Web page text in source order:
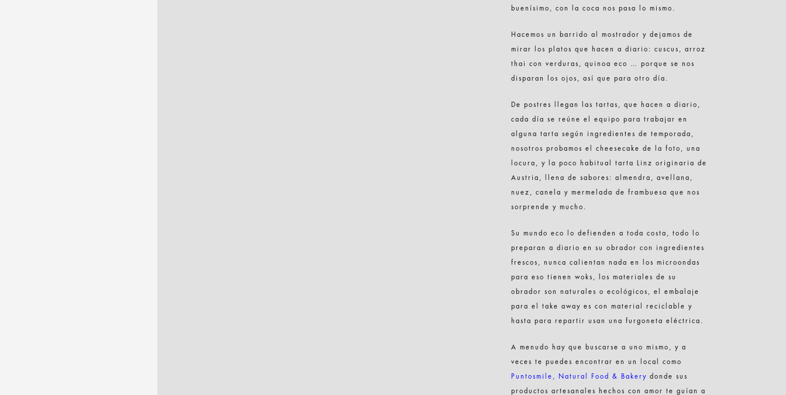
buenísimo, con la coca nos pasa lo mismo.
Hacemos un barrido al mostrador y dejamos de
mirar los platos que hacen a diario: cuscus, arroz
thai con verduras, quinoa eco … porque se nos
disparan los ojos, así que para otro día.
De postres llegan las tartas, que hacen a diario,
cada día se reúne el equipo para trabajar en
alguna tarta según ingredientes de temporada,
nosotros probamos el cheesecake de la foto, una
locura, y la poco habitual tarta Linz originaria de
Austria, llena de sabores: almendra, avellana,
nuez, canela y mermelada de frambuesa que nos
sorprende y mucho.
Su mundo eco lo defienden a toda costa, todo lo
preparan a diario en su obrador con ingredientes
frescos, nunca calientan nada en los microondas
para eso tienen woks, los materiales de su
obrador son naturales o ecológicos, el embalaje
para el take away es con material reciclable y
hasta para repartir usan una furgoneta eléctrica.
A menudo hay que buscarse a uno mismo, y a
veces te puedes encontrar en un local como
Puntosmile, Natural Food & Bakery donde sus
productos artesanales hechos con amor te guían a